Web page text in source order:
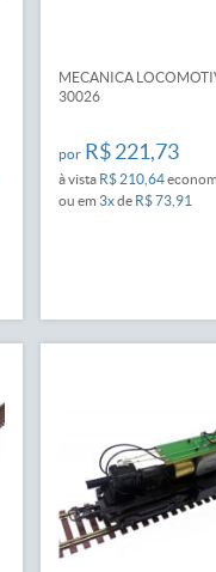
MECANICA
30026
por R$ 221,73
à vista R$ 210,64
ou em 3xde R$ 73,91